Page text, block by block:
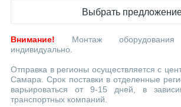
Выбрать
Внимание! Монтаж оборудования
индивидуально.
Отправка в регионы осуществляется с
Самара. Срок поставки в отделенные
варьироваться от 9-15 дней, в
транспортных компаний.